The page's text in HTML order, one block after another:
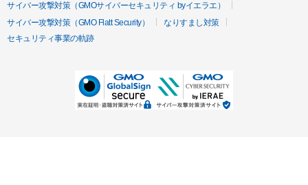
サイバー攻撃対策（GMOサイバーセキュリティ byイエラエ）
サイバー攻撃対策（GMO Flatt Security）
なりすまし対策
セキュリティ事業の軌跡